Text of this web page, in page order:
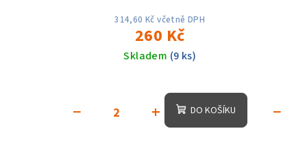
314,60 Kč včetně DPH
260 Kč
Skladem (9 ks)
+
− DO KOŠÍKU −